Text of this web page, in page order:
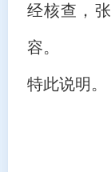
经核查，
容。
特此说明。